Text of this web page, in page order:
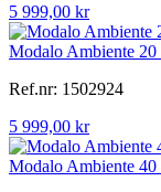
5 999,00 kr
Modalo Ambiente
Ref.nr: 1502924
5 999,00 kr
Modalo Ambiente